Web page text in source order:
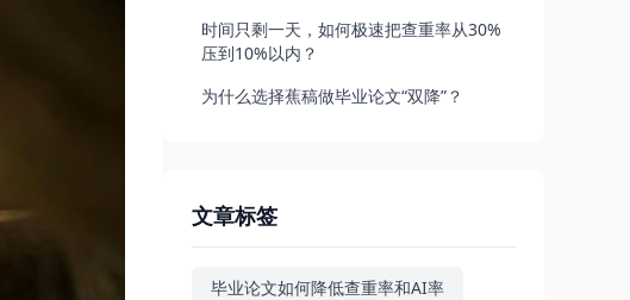
时间只剩一天，如何极速把查重率从30%
压到10%以内？
为什么选择蕉稿做毕业论文“双降”？
文章标签
毕业论文如何降低查重率和AI率